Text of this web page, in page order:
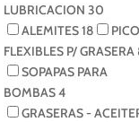
LUBRICACION30
ALEMITES18
FLEXIBLES P/ GRASERA
SOPAPAS PARA
BOMBAS4
GRASERAS -